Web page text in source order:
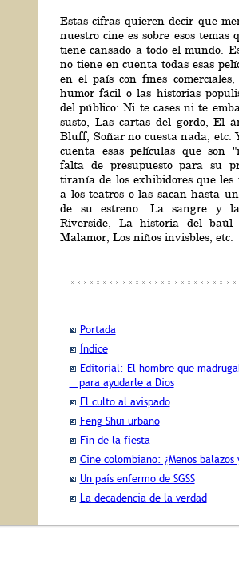
Estas cifras quieren decir que
nuestro cine es sobre esos temas
tiene cansado a todo el mundo.
no tiene en cuenta todas esas
en el país con fines
humor fácil o las historias
del público: Ni te cases ni te
susto, Las cartas del gordo, El
Bluff, Soñar no cuesta nada, etc.
cuenta esas películas que son
falta de presupuesto para su
tiranía de los exhibidores que
a los teatros o las sacan hasta
de su estreno: La sangre y
Riverside, La historia del baúl
Malamor, Los niños invisbles, etc.
Portada
Índice
Editorial: El hombre que
para ayudarle a Dios
El culto al avispado
Feng Shui urbano
Fin de la fiesta
Cine colombiano: ¿Menos balazos
Un país enfermo de SGSS
La decadencia de la verdad